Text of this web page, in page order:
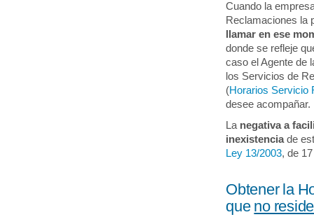
Cuando la
Reclamaciones la
llamar en ese
donde se refleje
caso el Agente de
los Servicios de
(Horarios Servicio
desee acompañar.
La negativa a
inexistenciade
Ley 13/2003, de
Obtener la
que no